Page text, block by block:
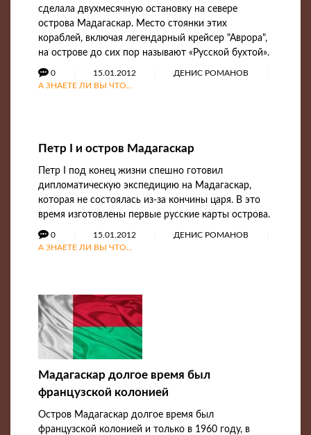
сделала двухмесячную остановку на севере
острова Мадагаскар. Место стоянки этих
кораблей, включая легендарный крейсер "Аврора",
на острове до сих пор называют «Русской бухтой».
0 15.01.2012
ДЕНИС РОМАНОВ
А ЗНАЕТЕ ЛИ ВЫ ЧТО...
Петр I и остров Мадагаскар
Петр I под конец жизни спешно готовил
дипломатическую экспедицию на Мадагаскар,
которая не состоялась из-за кончины царя. В это
время изготовлены первые русские карты острова.
0 15.01.2012
ДЕНИС РОМАНОВ
А ЗНАЕТЕ ЛИ ВЫ ЧТО...
Мадагаскар долгое время был
французской колонией
Остров Мадагаскар долгое время был
французской колонией и только в 1960 году, в